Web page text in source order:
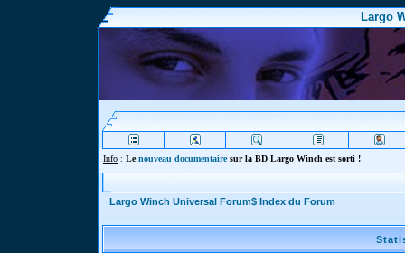
Largo
Info : Lenouveau documentairesur la BD Largo Winch est sorti !
Largo Winch Universal Forum$ Index du Forum